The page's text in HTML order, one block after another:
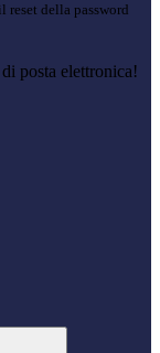
reset della password
posta elettronica!